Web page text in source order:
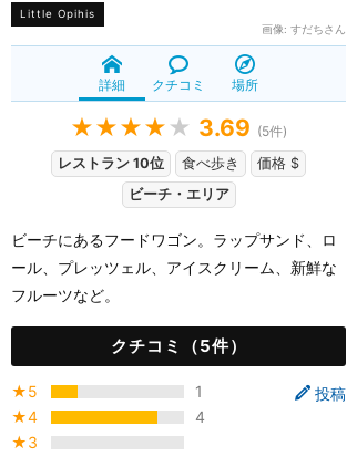
Little Opihis
画像: すだちさん
詳細 クチコミ 場所
★★★★ ★ 3.69 (5件)
レストラン 10位
食べ歩き
価格 $
ビーチ・エリア
ビーチにあるフードワゴン。ラップサンド、ロ
ール、プレッツェル、アイスクリーム、新鮮な
フルーツなど。
クチコミ（5件）
投稿
★5
1
★4
4
★3